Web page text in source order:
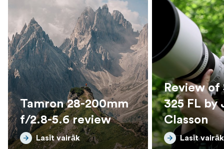
Tamron 28-200mm
f/2.8-5.6 review
Lasīt vairāk
Review of
325 FL by
Classon
Lasīt vairāk